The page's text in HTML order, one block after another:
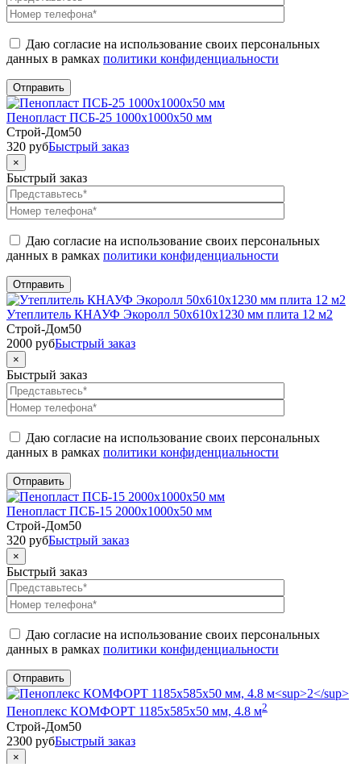
Даю согласие на использование своих персональных
данных в рамках политики конфиденциальности
Пенопласт ПСБ-25 1000x1000x50 мм
Строй-Дом50
320 рубБыстрый заказ
×
Быстрый заказ
Даю согласие на использование своих персональных
данных в рамках политики конфиденциальности
Утеплитель КНАУФ Экоролл 50x610x1230 мм плита 12 м2
Строй-Дом50
2000 рубБыстрый заказ
×
Быстрый заказ
Даю согласие на использование своих персональных
данных в рамках политики конфиденциальности
Пенопласт ПСБ-15 2000x1000x50 мм
Строй-Дом50
320 рубБыстрый заказ
×
Быстрый заказ
Даю согласие на использование своих персональных
данных в рамках политики конфиденциальности
Пеноплекс КОМФОРТ 1185x585x50 мм, 4.8 м2
Строй-Дом50
2300 рубБыстрый заказ
×